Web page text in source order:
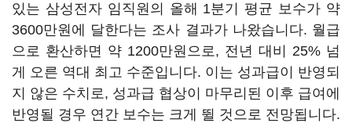
있는 삼성전자 임직원의 올해 1분기 평균 보수가 약
3600만원에 달한다는 조사 결과가 나왔습니다. 월급
으로 환산하면 약 1200만원으로, 전년 대비 25% 넘
게 오른 역대 최고 수준입니다. 이는 성과급이 반영되
지 않은 수치로, 성과급 협상이 마무리된 이후 급여에
반영될 경우 연간 보수는 크게 뛸 것으로 전망됩니다.